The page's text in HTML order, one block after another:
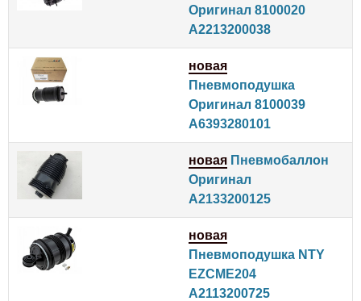
Оригинал 8100020
A2213200038
новая
Пневмоподушка
Оригинал 8100039
A6393280101
новая Пневмобаллон
Оригинал
A2133200125
новая
Пневмоподушка NTY
EZCME204
A2113200725